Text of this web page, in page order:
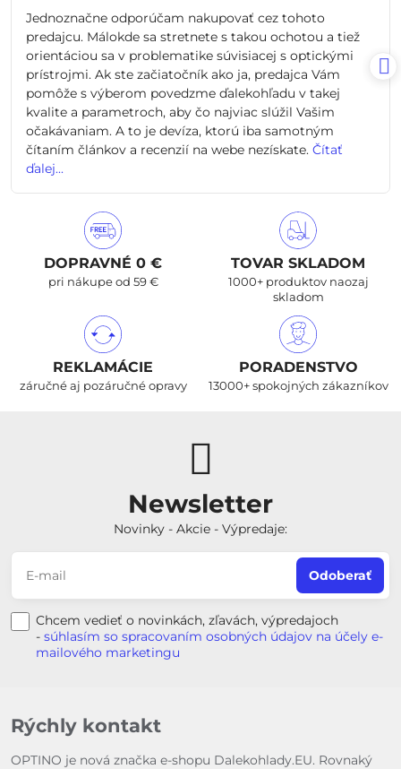
5
Jednoznačne odporúčam nakupovať cez tohoto
predajcu. Málokde sa stretnete s takou ochotou a tiež
orientáciou sa v problematike súvisiacej s optickými
prístrojmi. Ak ste začiatočník ako ja, predajca Vám
pomôže s výberom povedzme ďalekohľadu v takej
kvalite a parametroch, aby čo najviac slúžil Vašim
očakávaniam. A to je devíza, ktorú iba samotným
čítaním článkov a recenzií na webe nezískate. Čítať
ďalej...
DOPRAVNÉ 0 €
pri nákupe od 59 €
TOVAR SKLADOM
1000+ produktov naozaj
skladom
REKLAMÁCIE
záručné aj pozáručné opravy
PORADENSTVO
13000+ spokojných zákazníkov
Newsletter
Novinky - Akcie - Výpredaje:
Odoberať
Chcem vedieť o novinkách, zľavách, výpredajoch
- súhlasím so spracovaním osobných údajov na účely e-
mailového marketingu
Rýchly kontakt
OPTINO je nová značka e-shopu Dalekohlady.EU. Rovnaký